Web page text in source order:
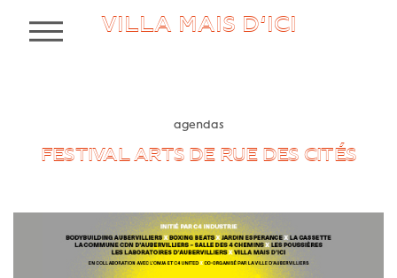
VILLA MAIS D’ICI
MENU
agendas
FESTIVAL ARTS DE RUE DES CITÉS